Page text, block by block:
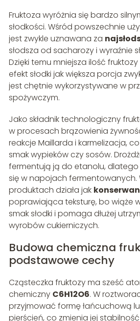
Fruktoza wyróżnia się bardzo
słodkości. Wśród powszechnie
jest zwykle uznawana za
słodsza od sacharozy i wyraźnie
Dzięki temu mniejsza ilość
efekt słodki jak większa porcja
jest chętnie wykorzystywane w
spożywczym.
Jako składnik technologiczny
w procesach brązowienia
reakcje Maillarda i karmelizacja,
smak wypieków czy sosów.
fermentują ją do etanolu,
się w napojach fermentowanych.
produktach działa jak
poprawiająca teksturę, bo wiąże
smak słodki i pomaga dłużej
wyrobów cukierniczych.
Budowa chemiczna
podstawowe cechy
Cząsteczka fruktozy ma sześć
chemiczny C6H12O6. W
przyjmować formę łańcuchową
pierścień, co zmienia jej